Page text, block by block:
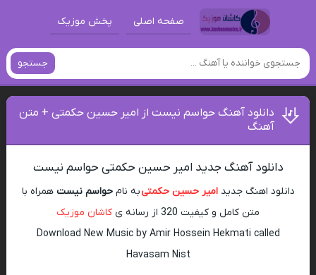
صفحه اصلی پخش موزیک
جستجو
دانلود آهنگ حواسم نیست از امیر حسین حکمتی + متن
آهنگ
دانلود آهنگ جدید امیر حسین حکمتی حواسم نیست
دانلود اهنگ جدیدامیر حسین حکمتیبه نامحواسم نیست همراه با
متن کامل و کیفیت 320 از رسانه ی
کاشان موزیک
Download New Music by Amir Hossein Hekmati called
Havasam Nist